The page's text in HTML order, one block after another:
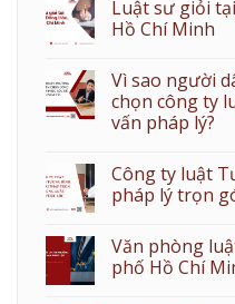
Luật sư giỏi
Hồ Chí Minh
Vì sao người
chọn công ty
vấn pháp lý?
Công ty luật
pháp lý trọn
Văn phòng
phố Hồ Chí